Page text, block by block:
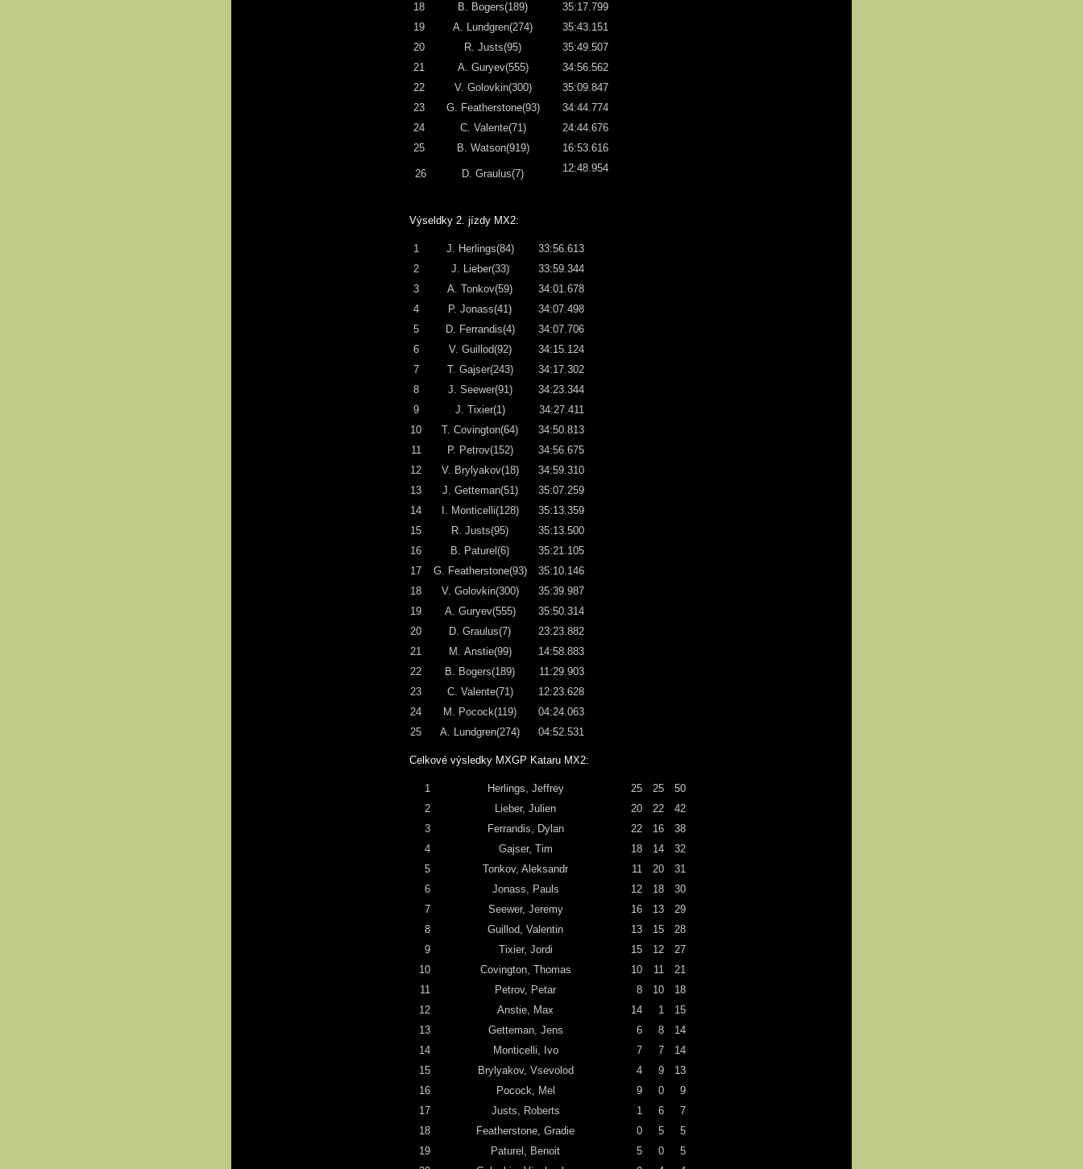
18
B. Bogers(189)
35:17.799
19
A. Lundgren(274)
35:43.151
20
R. Justs(95)
35:49.507
21
A. Guryev(555)
34:56.562
22
V. Golovkin(300)
35:09.847
23
G. Featherstone(93)
34:44.774
24
C. Valente(71)
24:44.676
25
B. Watson(919) 16:53.616
26 D. Graulus(7) 12:48.954
Výseldky 2. jízdy MX2:
1 J. Herlings(84)
33:56.613
2
J. Lieber(33)
33:59.344
3
A. Tonkov(59)
34:01.678
4
P. Jonass(41)
34:07.498
5
D. Ferrandis(4)
34:07.706
6
V. Guillod(92)
34:15.124
7
T. Gajser(243)
34:17.302
8
J. Seewer(91)
34:23.344
9
J. Tixier(1)
34:27.411
10
T. Covington(64)
34:50.813
11
P. Petrov(152)
34:56.675
12
V. Brylyakov(18)
34:59.310
13
J. Getteman(51)
35:07.259
14
I. Monticelli(128)
35:13.359
15
R. Justs(95)
35:13.500
16
B. Paturel(6)
35:21.105
17
G. Featherstone(93)
35:10.146
18
V. Golovkin(300)
35:39.987
19
A. Guryev(555)
35:50.314
20
D. Graulus(7)
23:23.882
21
M. Anstie(99)
14:58.883
22
B. Bogers(189)
11:29.903
23
C. Valente(71)
12:23.628
24
M. Pocock(119)
04:24.063
25
A. Lundgren(274) 04:52.531
Celkové výsledky MXGP Kataru MX2:
1 Herlings, Jeffrey 25 25
50
2
Lieber, Julien 20 22
42
3
Ferrandis, Dylan 22 16
38
4
Gajser, Tim 18 14
32
5
Tonkov, Aleksandr 11 20
31
6
Jonass, Pauls 12 18
30
7
Seewer, Jeremy 16 13
29
8
Guillod, Valentin 13 15
28
9
Tixier, Jordi 15 12
27
10
Covington, Thomas 10 11
21
11
Petrov, Petar 8 10
18
12
Anstie, Max 14 1
15
13
Getteman, Jens 6 8
14
14
Monticelli, Ivo 7 7
14
15
Brylyakov, Vsevolod 4 9
13
16
Pocock, Mel 9 0
9
17
Justs, Roberts 1 6
7
18
Featherstone, Gradie 0 5
5
19
Paturel, Benoit 5 0
5